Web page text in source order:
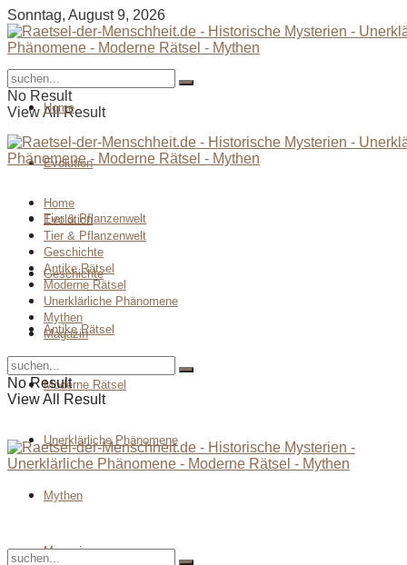
Sonntag, August 9, 2026
No Result
View All Result
Home
Evolution
Tier & Pflanzenwelt
Geschichte
Antike Rätsel
Moderne Rätsel
Unerklärliche Phänomene
Mythen
Magazin
Home
Evolution
Tier & Pflanzenwelt
Geschichte
Antike Rätsel
Moderne Rätsel
Unerklärliche Phänomene
Mythen
Magazin
No Result
View All Result